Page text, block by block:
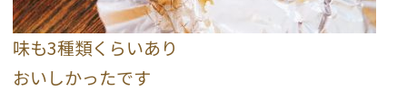
味も3種類くらいあり
おいしかったです